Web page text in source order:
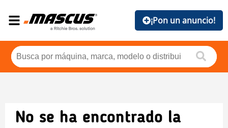
¡Pon un anuncio!
No se ha encontrado la